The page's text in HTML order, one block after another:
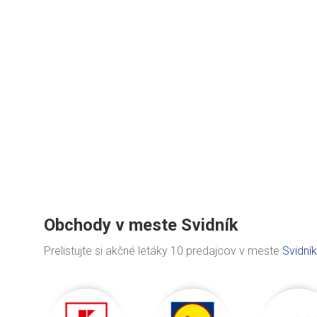
Obchody v meste Svidník
Prelistujte si akčné letáky 10 predajcov v meste Svidník